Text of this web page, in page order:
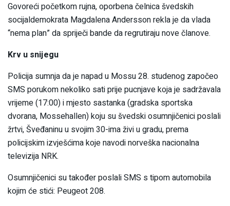
Govoreći početkom rujna, oporbena čelnica švedskih
socijaldemokrata Magdalena Andersson rekla je da vlada
“nema plan” da spriječi bande da regrutiraju nove članove.
Krv u snijegu
Policija sumnja da je napad u Mossu 28. studenog započeo
SMS porukom nekoliko sati prije pucnjave koja je sadržavala
vrijeme (17:00) i mjesto sastanka (gradska sportska
dvorana, Mossehallen) koju su švedski osumnjičenici poslali
žrtvi, Šveđaninu u svojim 30-ima živi u gradu, prema
policijskim izvješćima koje navodi norveška nacionalna
televizija NRK.
Osumnjičenici su također poslali SMS s tipom automobila
kojim će stići: Peugeot 208.